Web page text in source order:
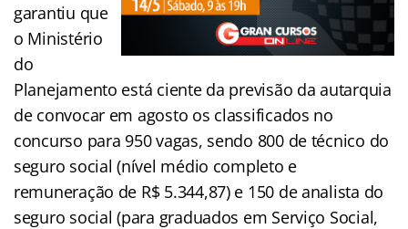
garantiu que
o Ministério
do
Planejamento está ciente da previsão da autarquia
de convocar em agosto os classificados no
concurso para 950 vagas, sendo 800 de técnico do
seguro social (nível médio completo e
remuneração de R$ 5.344,87) e 150 de analista do
seguro social (para graduados em Serviço Social,